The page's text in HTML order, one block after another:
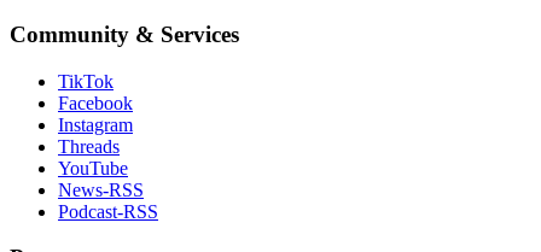
Community & Services
TikTok
Facebook
Instagram
Threads
YouTube
News-RSS
Podcast-RSS